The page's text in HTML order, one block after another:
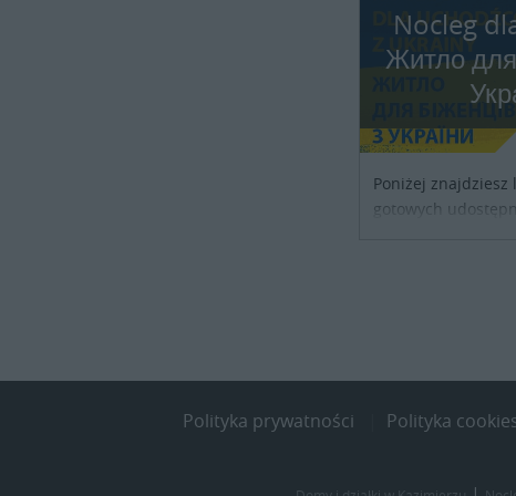
Nocleg
Житло
Poniżej
gotowych
kraju. Skontaktuj
Polityka prywatności Polityka